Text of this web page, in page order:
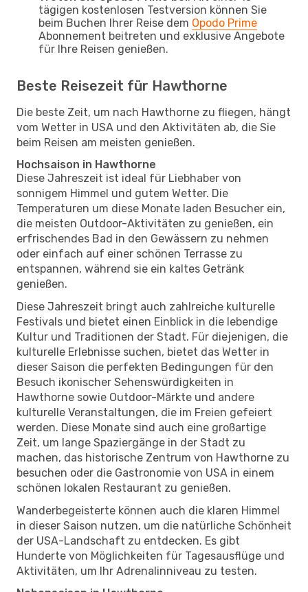
tägigen kostenlosen Testversion können Sie
beim Buchen Ihrer Reise dem Opodo Prime
Abonnement beitreten und exklusive Angebote
für Ihre Reisen genießen.
Beste Reisezeit für Hawthorne
Die beste Zeit, um nach Hawthorne zu fliegen, hängt
vom Wetter in USA und den Aktivitäten ab, die Sie
beim Reisen am meisten genießen.
Hochsaison in Hawthorne
Diese Jahreszeit ist ideal für Liebhaber von
sonnigem Himmel und gutem Wetter. Die
Temperaturen um diese Monate laden Besucher ein,
die meisten Outdoor-Aktivitäten zu genießen, ein
erfrischendes Bad in den Gewässern zu nehmen
oder einfach auf einer schönen Terrasse zu
entspannen, während sie ein kaltes Getränk
genießen.
Diese Jahreszeit bringt auch zahlreiche kulturelle
Festivals und bietet einen Einblick in die lebendige
Kultur und Traditionen der Stadt. Für diejenigen, die
kulturelle Erlebnisse suchen, bietet das Wetter in
dieser Saison die perfekten Bedingungen für den
Besuch ikonischer Sehenswürdigkeiten in
Hawthorne sowie Outdoor-Märkte und andere
kulturelle Veranstaltungen, die im Freien gefeiert
werden. Diese Monate sind auch eine großartige
Zeit, um lange Spaziergänge in der Stadt zu
machen, das historische Zentrum von Hawthorne zu
besuchen oder die Gastronomie von USA in einem
schönen lokalen Restaurant zu genießen.
Wanderbegeisterte können auch die klaren Himmel
in dieser Saison nutzen, um die natürliche Schönheit
der USA-Landschaft zu entdecken. Es gibt
Hunderte von Möglichkeiten für Tagesausflüge und
Aktivitäten, um Ihr Adrenalinniveau zu testen.